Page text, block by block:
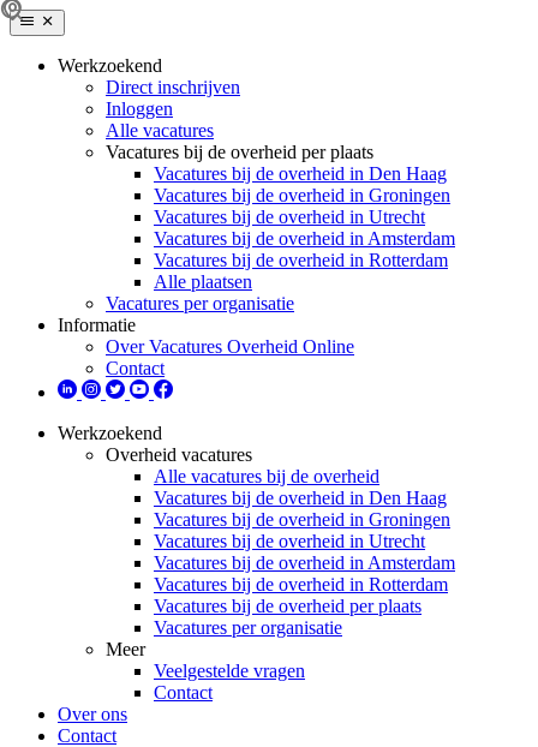
Werkzoekend
Direct inschrijven
Inloggen
Alle vacatures
Vacatures bij de overheid per plaats
Vacatures bij de overheid in Den Haag
Vacatures bij de overheid in Groningen
Vacatures bij de overheid in Utrecht
Vacatures bij de overheid in Amsterdam
Vacatures bij de overheid in Rotterdam
Alle plaatsen
Vacatures per organisatie
Informatie
Over Vacatures Overheid Online
Contact
Werkzoekend
Overheid vacatures
Alle vacatures bij de overheid
Vacatures bij de overheid in Den Haag
Vacatures bij de overheid in Groningen
Vacatures bij de overheid in Utrecht
Vacatures bij de overheid in Amsterdam
Vacatures bij de overheid in Rotterdam
Vacatures bij de overheid per plaats
Vacatures per organisatie
Meer
Veelgestelde vragen
Contact
Over ons
Contact